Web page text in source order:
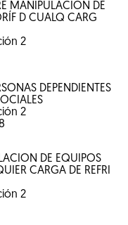
MANIPULACIÓN DE
D CUALQ CARG
2
DEPENDIENTES
2
DE EQUIPOS
CARGA DE REFRI
2